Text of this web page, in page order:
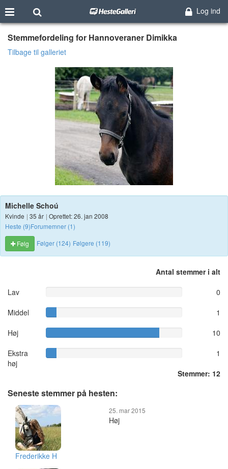
Log ind
Stemmefordeling for Hannoveraner Dimikka
Tilbage til galleriet
Michelle Schoú
Kvinde | 35 år | Oprettet: 26. jan 2008
Heste (9)Forumemner (1)
Følg
Følger (124) Følgere (119)
Antal stemmer i alt
Lav
0
Middel
1
Høj
10
Ekstra
høj
1
Stemmer: 12
Seneste stemmer på hesten:
Frederikke H
25. mar 2015
Høj